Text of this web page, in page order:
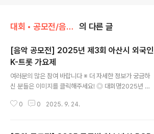
대회 • 공모전/음악 • 가요 • 댄스 의 다른 글
[음악 공모전] 2025년 제3회 아산시 외국인
K-트롯 가요제
여러분의 많은 참여 바랍니다 ※ 더 자세한 정보가 궁금하
신 분들은 이미지를 클릭해주세요! ◎ 대회명2025년 제3
거주중인 외국인 및 이주민, 유학생 누구나 ◎ 참가곡목한
0 0 2025. 9. 24.